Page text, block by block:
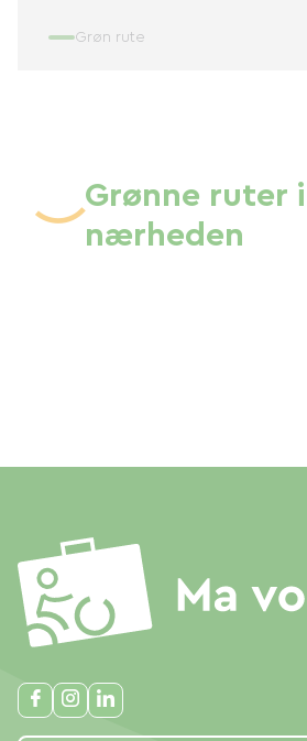
Grøn rute
Grønne ruter i
nærheden